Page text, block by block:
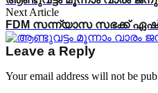
Next Article
FDM സന്ന്യാസ സഭക്ക്
Leave a Reply
Your email address will not be